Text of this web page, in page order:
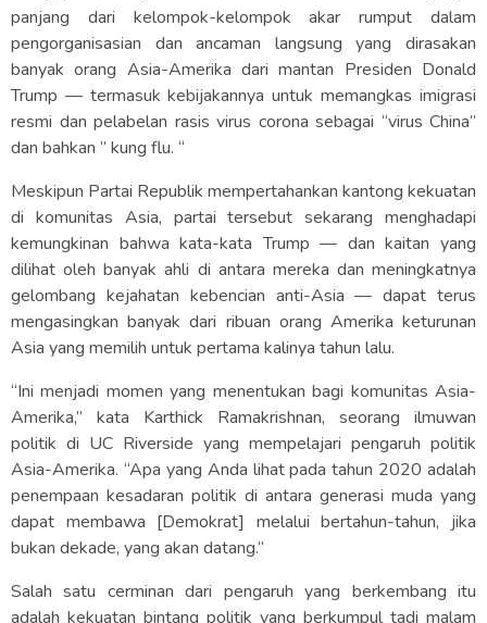
panjang dari kelompok-kelompok akar rumput dalam
pengorganisasian dan ancaman langsung yang dirasakan
banyak orang Asia-Amerika dari mantan Presiden Donald
Trump — termasuk kebijakannya untuk memangkas imigrasi
resmi dan pelabelan rasis virus corona sebagai “virus China”
dan bahkan ” kung flu. “
Meskipun Partai Republik mempertahankan kantong kekuatan
di komunitas Asia, partai tersebut sekarang menghadapi
kemungkinan bahwa kata-kata Trump — dan kaitan yang
dilihat oleh banyak ahli di antara mereka dan meningkatnya
gelombang kejahatan kebencian anti-Asia — dapat terus
mengasingkan banyak dari ribuan orang Amerika keturunan
Asia yang memilih untuk pertama kalinya tahun lalu.
“Ini menjadi momen yang menentukan bagi komunitas Asia-
Amerika,” kata Karthick Ramakrishnan, seorang ilmuwan
politik di UC Riverside yang mempelajari pengaruh politik
Asia-Amerika. “Apa yang Anda lihat pada tahun 2020 adalah
penempaan kesadaran politik di antara generasi muda yang
dapat membawa [Demokrat] melalui bertahun-tahun, jika
bukan dekade, yang akan datang.”
Salah satu cerminan dari pengaruh yang berkembang itu
adalah kekuatan bintang politik yang berkumpul tadi malam